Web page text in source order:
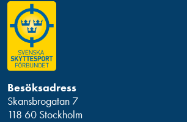
Besöksadress
Skansbrogatan 7
118 60 Stockholm